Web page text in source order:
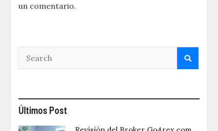
un comentario.
Últimos Post